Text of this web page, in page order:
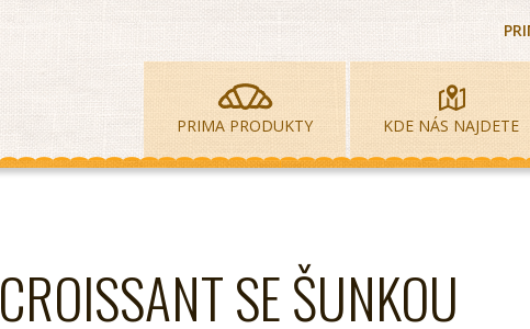
PRIMA PRODUKTY KDE NÁS NAJDETE
CROISSANT SE ŠUNKOU